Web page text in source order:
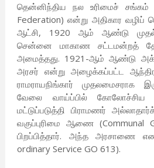
தென்னிந்திய நல உரிமைச் சங்கம்
Federation) என்று அதிகார
ஆட்சி, 1920 ஆம் ஆண்டு முதல்
சென்னை மாகாண சட்டமன்றத்
அமைத்தது. 1921-ஆம் ஆண்டு
அரசர் என்று அழைக்கப்பட்ட
ராமராயநிங்கார் முதலமைசராக
வேலை வாய்ப்பில் கோலோச்சிய
மட்டுப்படுத்தி பிராமணர்
வகுப்புரிமை ஆணை (Communal
பிறப்பித்தார். அந்த அரசாணை
ordinary Service GO 613).